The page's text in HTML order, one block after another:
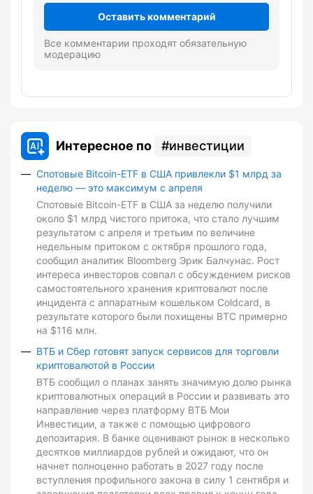
Оставить комментарий
Все комментарии проходят обязательную
модерацию
Интересное по инвестиции
Спотовые Bitcoin-ETF в США привлекли $1 млрд за
неделю — это максимум с апреля
Спотовые Bitcoin-ETF в США за неделю получили
около $1 млрд чистого притока, что стало лучшим
результатом с апреля и третьим по величине
недельным притоком с октября прошлого года,
сообщил аналитик Bloomberg Эрик Балчунас. Рост
интереса инвесторов совпал с обсуждением рисков
самостоятельного хранения криптовалют после
инцидента с аппаратным кошельком Coldcard, в
результате которого были похищены BTC примерно
на $116 млн.
ВТБ и Сбер готовят запуск сервисов для торговли
криптовалютой в России
ВТБ сообщил о планах занять значимую долю рынка
криптовалютных операций в России и развивать это
направление через платформу ВТБ Мои
Инвестиции, а также с помощью цифрового
депозитария. В банке оценивают рынок в несколько
десятков миллиардов рублей и ожидают, что он
начнет полноценно работать в 2027 году после
вступления профильного закона в силу 1 сентября и